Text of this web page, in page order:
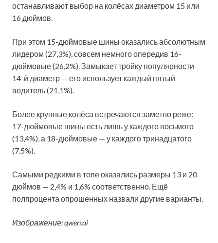
останавливают выбор на колёсах диаметром 15 или
16 дюймов.
При этом 15-дюймовые шины оказались абсолютным
лидером (27,3%), совсем немного опередив 16-
дюймовые (26,2%). Замыкает тройку популярности
14-й диаметр — его использует каждый пятый
водитель (21,1%).
Более крупные колёса встречаются заметно реже:
17-дюймовые шины есть лишь у каждого восьмого
(13,4%), а 18-дюймовые — у каждого тринадцатого
(7,5%).
Самыми редкими в топе оказались размеры 13 и 20
дюймов — 2,4% и 1,6% соответственно. Ещё
полпроцента опрошенных назвали другие варианты.
Изображение: qwen.ai